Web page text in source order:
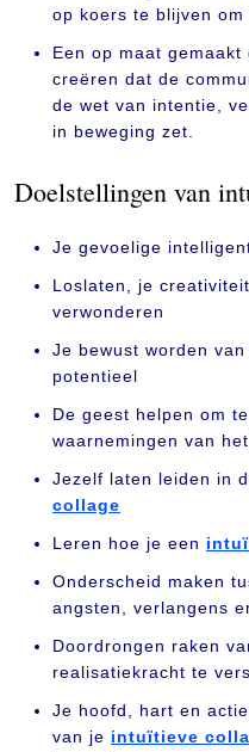
op koers te blijven
Een op maat
creëren dat de
de wet van intentie,
in beweging zet.
Doelstellingen van
Je gevoelige
Loslaten, je
verwonderen
Je bewust worden
potentieel
De geest helpen om
waarnemingen van
Jezelf laten leiden in
collage
Leren hoe je een
Onderscheid maken
angsten, verlangens
Doordrongen raken
realisatiekracht te
Je hoofd, hart en
van je intuïtieve